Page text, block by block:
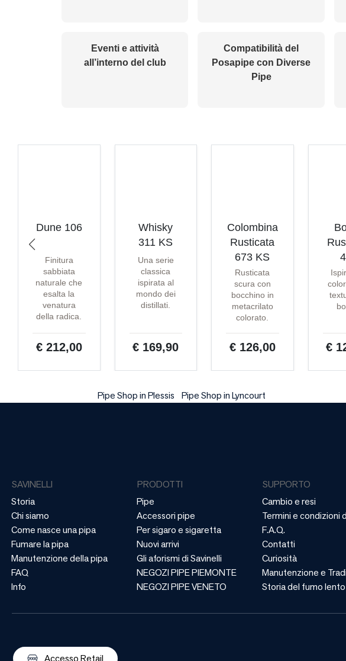
Eventi e attività
all’interno del club
Compatibilità del
Posapipe con Diverse
Pipe
Dune 106
Finitura
sabbiata
naturale che
esalta la
venatura
della radica.
€ 212,00
Whisky
311 KS
Una serie
classica
ispirata al
mondo dei
distillati.
€ 169,90
Colombina
Rusticata
673 KS
Rusticata
scura con
bocchino in
metacrilato
colorato.
€ 126,00 €
Pipe Shop in Plessis Pipe Shop in Lyncourt
SAVINELLI
Storia
Chi siamo
Come nasce una pipa
Fumare la pipa
Manutenzione della pipa
FAQ
Info
PRODOTTI
Pipe
Accessori pipe
Per sigaro e sigaretta
Nuovi arrivi
Gli aforismi di Savinelli
NEGOZI PIPE PIEMONTE
NEGOZI PIPE VENETO
SUPPORTO
Cambio e resi
Termini e condizioni
F.A.Q.
Contatti
Curiosità
Manutenzione e
Storia del fumo lento
Accesso Retail